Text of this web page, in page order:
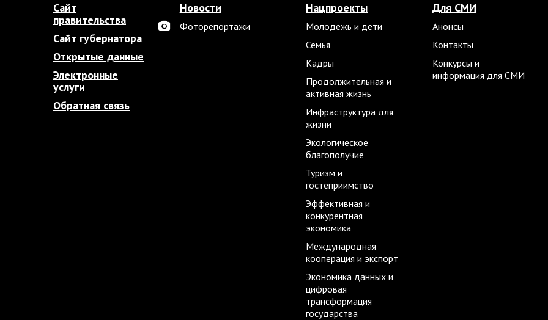
Сайт
правительства
Сайт губернатора
Открытые данные
Электронные
услуги
Обратная связь
Новости
Фоторепортажи
Нацпроекты
Молодежь и дети
Семья
Кадры
Продолжительная и
активная жизнь
Инфраструктура для
жизни
Экологическое
благополучие
Туризм и
гостеприимство
Эффективная и
конкурентная
экономика
Международная
кооперация и экспорт
Экономика данных и
цифровая
трансформация
государства
Для СМИ
Анонсы
Контакты
Конкурсы и
информация для СМИ